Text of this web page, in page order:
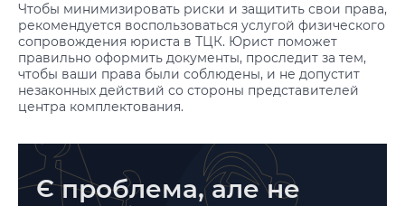
Чтобы минимизировать риски и защитить свои права,
рекомендуется воспользоваться услугой физического
сопровождения юриста в ТЦК. Юрист поможет
правильно оформить документы, проследит за тем,
чтобы ваши права были соблюдены, и не допустит
незаконных действий со стороны представителей
центра комплектования.
Є проблема, але не